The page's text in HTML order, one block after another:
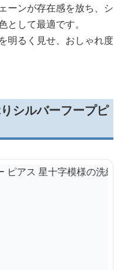
ーンが存在感を放ち、シ
として最適です。
明るく見せ、おしゃれ度
シルバーフープピ